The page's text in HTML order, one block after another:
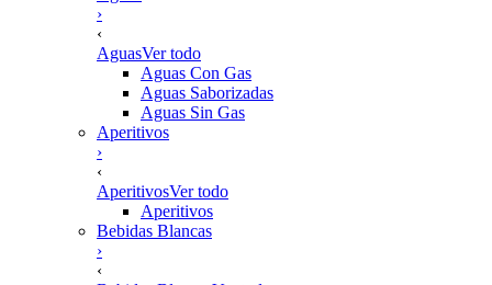
›
‹
AguasVer todo
Aguas Con Gas
Aguas Saborizadas
Aguas Sin Gas
Aperitivos
›
‹
AperitivosVer todo
Aperitivos
Bebidas Blancas
›
‹